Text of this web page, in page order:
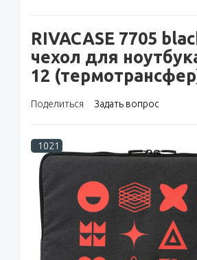
RIVACASE 7705
чехол для
12
Поделиться Задать вопрос
1021